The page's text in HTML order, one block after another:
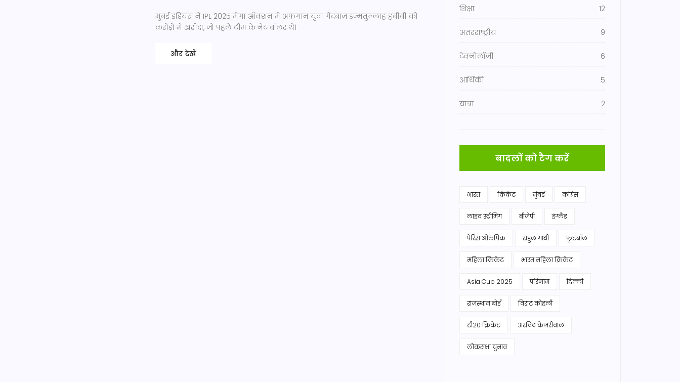
मुंबई इंडियंस ने IPL 2025 मेगा ऑक्शन में अफगान युवा गेंदबाज इज्मतुल्लाह हबीबी को
करोड़ों में खरीदा, जो पहले टीम के नेट बॉलर थे।
और देखें
शिक्षा 12
अंतरराष्ट्रीय 9
टेक्नोलॉजी 6
आर्थिकी 5
यात्रा 2
बादलों को टैग करें
भारत क्रिकेट मुंबई कांग्रेस
लाइव स्ट्रीमिंग बीजेपी इंग्लैंड
पेरिस ओलंपिक राहुल गांधी फुटबॉल
महिला क्रिकेट भारत महिला क्रिकेट
Asia Cup 2025 परिणाम दिल्ली
राजस्थान बोर्ड विराट कोहली
टी20 क्रिकेट अरविंद केजरीवाल
लोकसभा चुनाव